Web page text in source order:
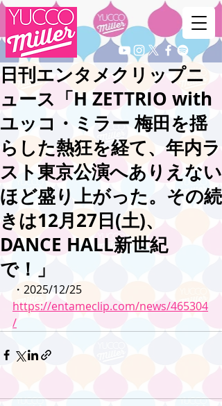
日刊エンタメクリップニ
ュース「H ZETTRIO with
ユッコ・ミラー 梅田を揺
らした熱狂を経て、年内ラ
スト東京公演へありえない
ほど盛り上がった。その続
きは12月27日(土)、
DANCE HALL新世紀
で！」
・2025/12/25
https://entameclip.com/news/465304
/